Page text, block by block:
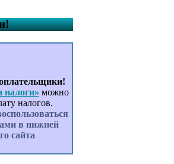
налоги» можно
налогов.
в нижней
сайта